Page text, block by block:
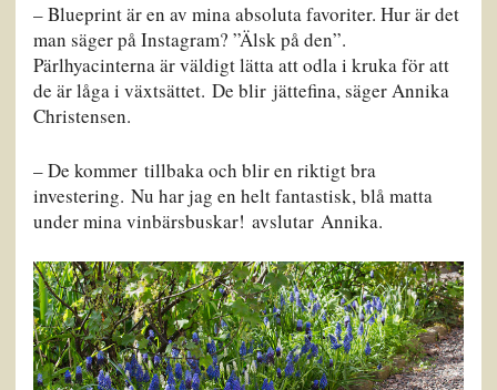
– Blueprint är en av mina absoluta favoriter. Hur är det
man säger på Instagram? ”Älsk på den”.
Pärlhyacinterna är väldigt lätta att odla i kruka för att
de är låga i växtsättet. De blir jättefina, säger Annika
Christensen.
– De kommer tillbaka och blir en riktigt bra
investering. Nu har jag en helt fantastisk, blå matta
under mina vinbärsbuskar! avslutar Annika.